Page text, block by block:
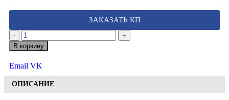
ЗАКАЗАТЬ КП
-
+
В корзину
Email VK
ОПИСАНИЕ